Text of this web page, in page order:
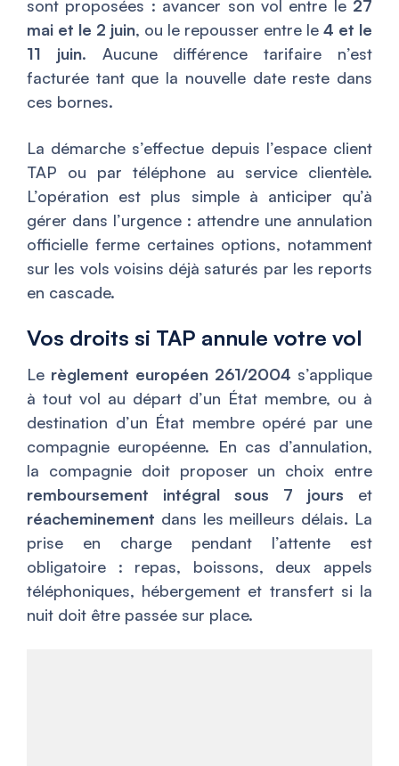
sont proposées : avancer son vol entre le 27
mai et le 2 juin, ou le repousser entre le 4 et le
11 juin. Aucune différence tarifaire n’est
facturée tant que la nouvelle date reste dans
ces bornes.
La démarche s’effectue depuis l’espace client
TAP ou par téléphone au service clientèle.
L’opération est plus simple à anticiper qu’à
gérer dans l’urgence : attendre une annulation
officielle ferme certaines options, notamment
sur les vols voisins déjà saturés par les reports
en cascade.
Vos droits si TAP annule votre vol
Le règlement européen 261/2004 s’applique
à tout vol au départ d’un État membre, ou à
destination d’un État membre opéré par une
compagnie européenne. En cas d’annulation,
la compagnie doit proposer un choix entre
remboursement intégral sous 7 jours et
réacheminement dans les meilleurs délais. La
prise en charge pendant l’attente est
obligatoire : repas, boissons, deux appels
téléphoniques, hébergement et transfert si la
nuit doit être passée sur place.